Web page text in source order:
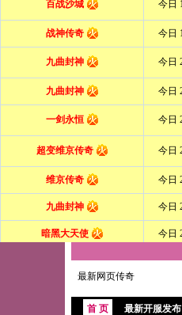
最新网页传奇
首 页 最新开服发布